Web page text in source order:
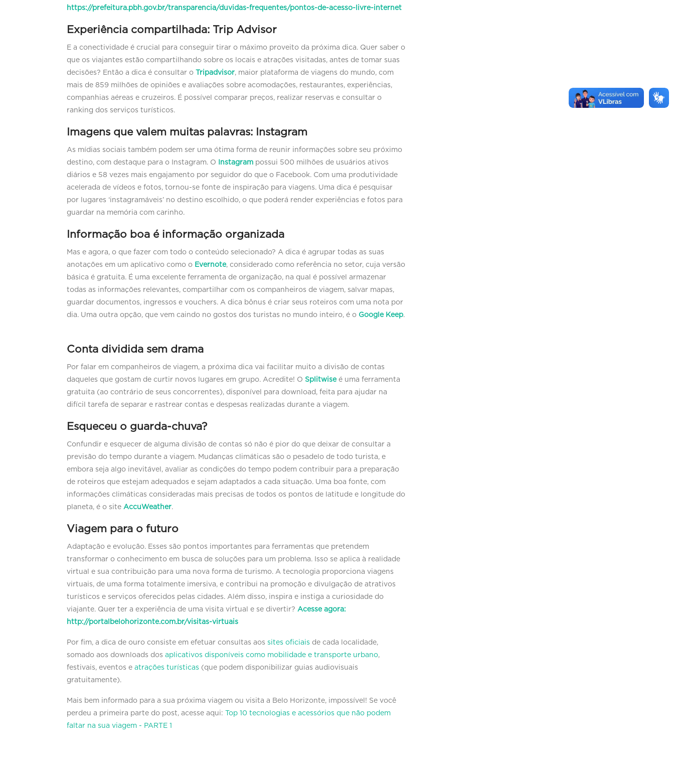
https://prefeitura.pbh.gov.br/transparencia/duvidas-frequentes/pontos-de-acesso-livre-internet
Experiência compartilhada: Trip Advisor
E a conectividade é crucial para conseguir tirar o máximo proveito da próxima dica. Quer saber o
que os viajantes estão compartilhando sobre os locais e atrações visitadas, antes de tomar suas
decisões? Então a dica é consultar o
Tripadvisor, maior plataforma de viagens do mundo, com
mais de 859 milhões de opiniões e avaliações sobre acomodações, restaurantes, experiências,
companhias aéreas e cruzeiros. É possível comparar preços, realizar reservas e consultar o
ranking dos serviços turísticos.
Imagens que valem muitas palavras: Instagram
As mídias sociais também podem ser uma ótima forma de reunir informações sobre seu próximo
destino, com destaque para o Instagram. O
Instagram possui 500 milhões de usuários ativos
diários e 58 vezes mais engajamento por seguidor do que o Facebook. Com uma produtividade
acelerada de vídeos e fotos, tornou-se fonte de inspiração para viagens. Uma dica é pesquisar
por lugares ‘instagramáveis’ no destino escolhido, o que poderá render experiências e fotos para
guardar na memória com carinho.
Informação boa é informação organizada
Mas e agora, o que fazer com todo o conteúdo selecionado? A dica é agrupar todas as suas
anotações em um aplicativo como o Evernote, considerado como referência no setor, cuja versão
básica é gratuita. É uma excelente ferramenta de organização, na qual é possível armazenar
todas as informações relevantes, compartilhar com os companheiros de viagem, salvar mapas,
guardar documentos, ingressos e vouchers. A dica bônus é criar seus roteiros com uma nota por
dia. Uma outra opção, que vem caindo no gostos dos turistas no mundo inteiro, é o Google Keep.
Conta dividida sem drama
Por falar em companheiros de viagem, a próxima dica vai facilitar muito a divisão de contas
daqueles que gostam de curtir novos lugares em grupo. Acredite! OSplitwiseé uma ferramenta
gratuita (ao contrário de seus concorrentes), disponível para download, feita para ajudar na
difícil tarefa de separar e rastrear contas e despesas realizadas durante a viagem.
Esqueceu o guarda-chuva?
Confundir e esquecer de alguma divisão de contas só não é pior do que deixar de consultar a
previsão do tempo durante a viagem. Mudanças climáticas são o pesadelo de todo turista, e
embora seja algo inevitável, avaliar as condições do tempo podem contribuir para a preparação
de roteiros que estejam adequados e sejam adaptados a cada situação. Uma boa fonte, com
informações climáticas consideradas mais precisas de todos os pontos de latitude e longitude do
planeta, é o siteAccuWeather.
Viagem para o futuro
Adaptação e evolução. Esses são pontos importantes para ferramentas que pretendem
transformar o conhecimento em busca de soluções para um problema. Isso se aplica à realidade
virtual e sua contribuição para uma nova forma de turismo. A tecnologia proporciona viagens
virtuais, de uma forma totalmente imersiva, e contribui na promoção e divulgação de atrativos
turísticos e serviços oferecidos pelas cidades. Além disso, inspira e instiga a curiosidade do
viajante. Quer ter a experiência de uma visita virtual e se divertir?Acesse agora:
http://portalbelohorizonte.com.br/visitas-virtuais
Por fim, a dica de ouro consiste em efetuar consultas aossites oficiais de cada localidade,
somado aos downloads dosaplicativos disponíveis como mobilidade e transporte urbano,
festivais, eventos eatrações turísticas (que podem disponibilizar guias audiovisuais
gratuitamente).
Mais bem informado para a sua próxima viagem ou visita a Belo Horizonte, impossível! Se você
perdeu a primeira parte do post, acesse aqui:
Top 10 tecnologias e acessórios que não podem
faltar na sua viagem - PARTE 1